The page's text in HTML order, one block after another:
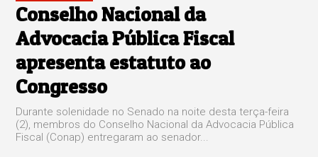
Conselho Nacional da
Advocacia Pública Fiscal
apresenta estatuto ao
Congresso
Durante solenidade no Senado na noite desta terça-feira
(2), membros do Conselho Nacional da Advocacia Pública
Fiscal (Conap) entregaram ao senador...